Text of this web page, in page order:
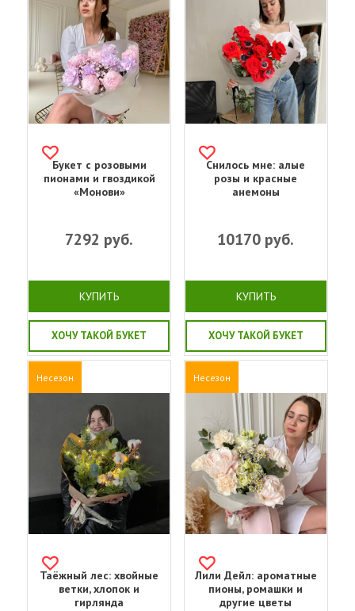
Букет с розовыми
пионами и гвоздикой
«Монови»
7292 руб.
КУПИТЬ
ХОЧУ ТАКОЙ БУКЕТ
Снилось мне: алые
розы и красные
анемоны
10170 руб.
КУПИТЬ
ХОЧУ ТАКОЙ БУКЕТ
Несезон
Таёжный лес: хвойные
ветки, хлопок и
гирлянда
Несезон
Лили Дейл: ароматные
пионы, ромашки и
другие цветы